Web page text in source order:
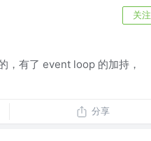
关注
，有了 event loop 的加持，
分享